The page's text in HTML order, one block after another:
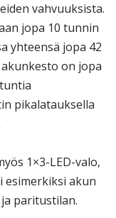
vahvuuksista.
jopa 10 tunnin
yhteensä jopa 42
on jopa
pikalatauksella
1×3-LED-valo,
esimerkiksi akun
paritustilan.